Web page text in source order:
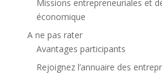
Missions entrepreneuriales et
économique
A ne pas rater
Avantages participants
Rejoignez l’annuaire des